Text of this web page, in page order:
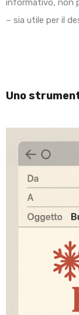
informativo, non
– sia utile per il
Uno